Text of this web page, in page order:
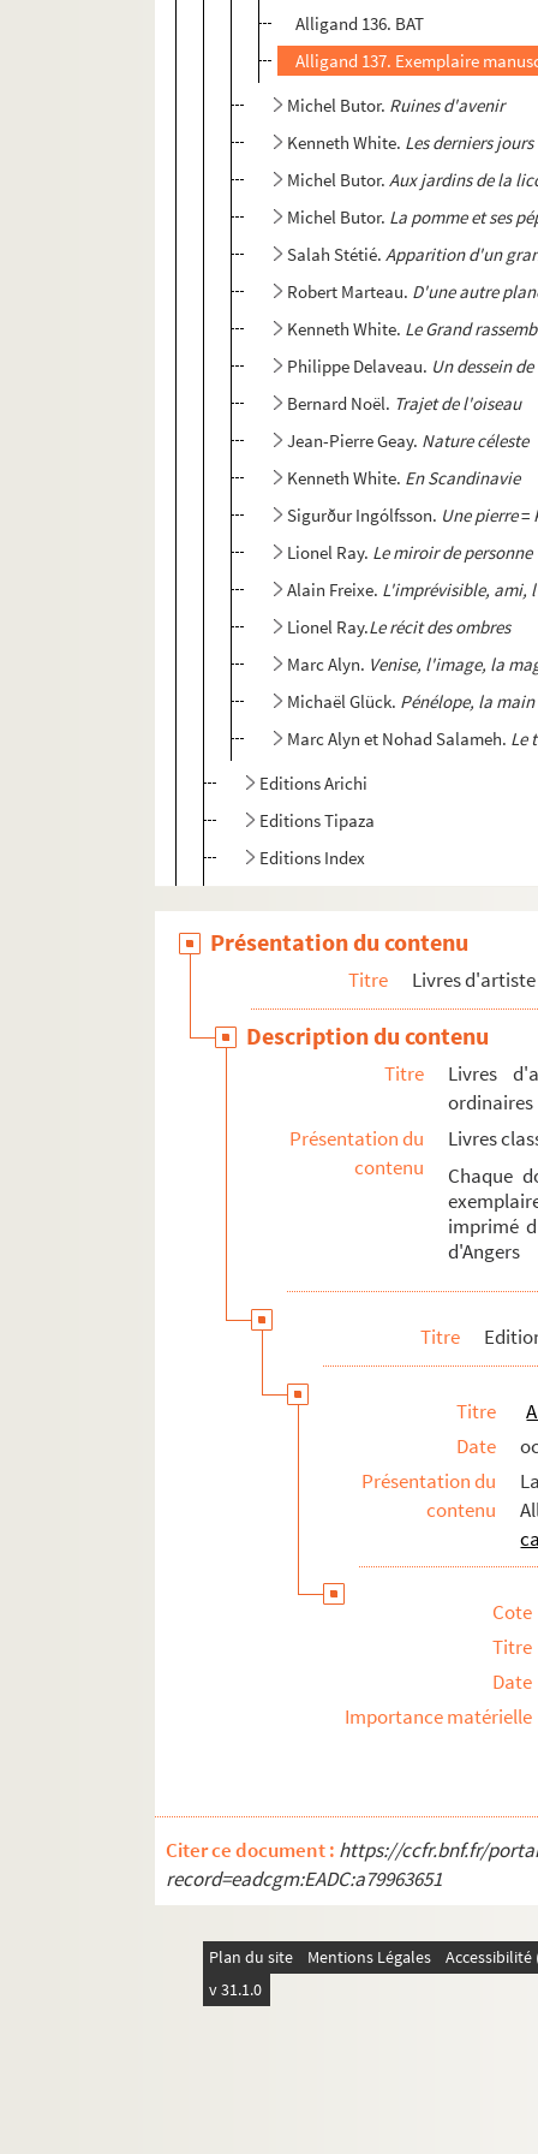
Alligand 136. BAT
Alligand 137. Exemplaire
Michel Butor. Ruines d'avenir
Kenneth White. Les derniers
Michel Butor.Aux jardins de la
Michel Butor. La pomme et ses
Salah Stétié.Apparition d'un
Robert Marteau. D'une autre
Kenneth White. Le Grand
Philippe Delaveau. Un dessein
Bernard Noël. Trajet de l'oiseau
Jean-Pierre Geay. Nature céleste
Kenneth White. En Scandinavie
Sigurður Ingólfsson. Une pierre=
Lionel Ray. Le miroir de personne
Alain Freixe. L'imprévisible, ami,
Lionel Ray.Le récit des ombres
Marc Alyn. Venise, l'image, la
Michaël Glück. Pénélope, la
Marc Alyn et Nohad Salameh. Le
Editions Arichi
Editions Tipaza
Editions Index
Editions Aencrages & Co
Editions Claude Blaizot
Editions Les Îles lointaines
Editions Le Renard pâle
Présentation du contenu
Titre Livres d'artiste
Description du contenu
Titre
Livres
ordinaires
Présentation du
contenu
Livres
Chaque
imprimé
d'Angers
Titre
Titre
Date
Présentation du
contenu
Cote
Titre
Date
Importance matérielle
Citer ce document : https://ccfr.bnf.fr/
record=eadcgm:EADC:a79963651
Plan du site Mentions Légales
v 31.1.0